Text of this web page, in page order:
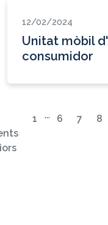
12/02/2024
Unitat mòbil
consumidor
1 ... 6 7 8